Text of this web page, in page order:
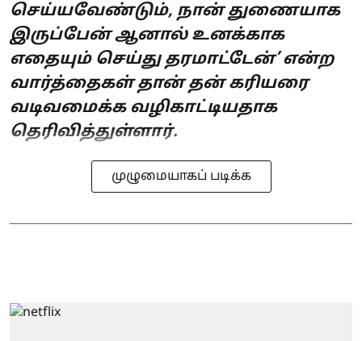
செய்யவேண்டும், நான் துணையாக
இருப்பேன் ஆனால் உனக்காக
எதையும் செய்து தரமாட்டேன்’ என்ற
வார்த்தைகள் தான் தன் கரியரை
வடிவமைக்க வழிகாட்டியதாக
தெரிவித்துள்ளார்.
முழுமையாகப் படிக்க